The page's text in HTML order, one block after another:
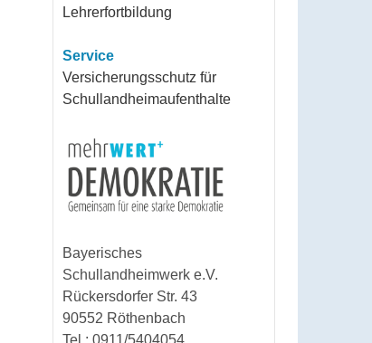
Lehrerfortbildung
Service
Versicherungsschutz für
Schullandheimaufenthalte
Bayerisches
Schullandheimwerk e.V.
Rückersdorfer Str. 43
90552 Röthenbach